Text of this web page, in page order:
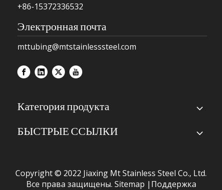
+86-15372336532
Электронная почта
mttubing@mtstainlesssteel.com
Категория продукта
БЫСТРЫЕ ССЫЛКИ
Copyright © 2022 Jiaxing Mt Stainless Steel Co., Ltd.
Все права защищены. Sitemap |Поддержка